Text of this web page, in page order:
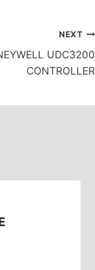
NEXT
UDC3200
CONTROLLER